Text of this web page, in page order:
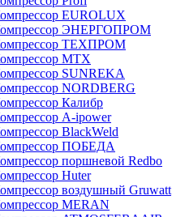
EUROLUX
ЭНЕРГОПРОМ
ТЕХПРОМ
MTX
SUNREKA
NORDBERG
Калибр
A-ipower
BlackWeld
ПОБЕДА
поршневой Redbo
Huter
воздушный Gruwatt
MERAN